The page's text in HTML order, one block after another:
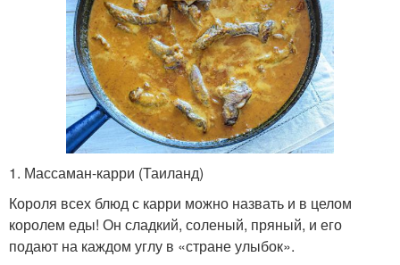
1. Массаман-карри (Таиланд)
Короля всех блюд с карри можно назвать и в целом
королем еды! Он сладкий, соленый, пряный, и его
подают на каждом углу в «стране улыбок».